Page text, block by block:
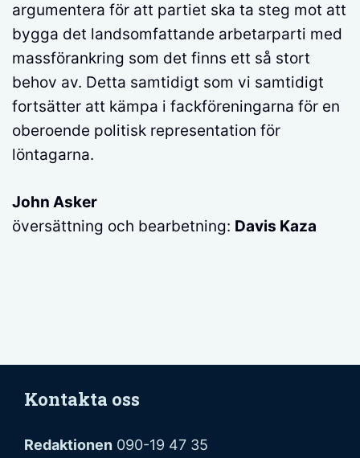
argumentera för att partiet ska ta steg mot att
bygga det landsomfattande arbetarparti med
massförankring som det finns ett så stort
behov av. Detta samtidigt som vi samtidigt
fortsätter att kämpa i fackföreningarna för en
oberoende politisk representation för
löntagarna.
John Asker
översättning och bearbetning: Davis Kaza
Kontakta oss
Redaktionen 090-19 47 35